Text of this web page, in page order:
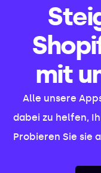
mit
Alle unsere
dabei zu helfen,
Probieren Sie sie